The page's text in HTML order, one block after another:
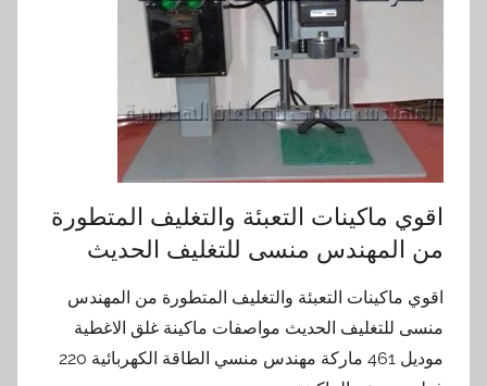
اقوي ماكينات التعبئة والتغليف المتطورة
من المهندس منسى للتغليف الحديث
اقوي ماكينات التعبئة والتغليف المتطورة من المهندس
منسى للتغليف الحديث مواصفات ماكينة غلق الاغطية
موديل 461 ماركة مهندس منسي الطاقة الكهربائية 220